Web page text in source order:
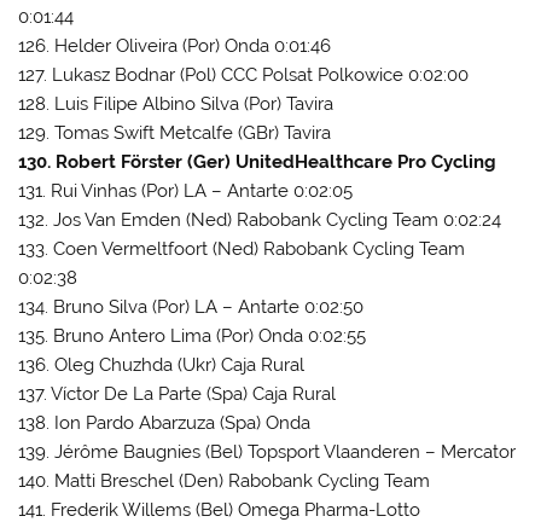
0:01:44
126. Helder Oliveira (Por) Onda 0:01:46
127. Lukasz Bodnar (Pol) CCC Polsat Polkowice 0:02:00
128. Luis Filipe Albino Silva (Por) Tavira
129. Tomas Swift Metcalfe (GBr) Tavira
130. Robert Förster (Ger) UnitedHealthcare Pro Cycling
131. Rui Vinhas (Por) LA – Antarte 0:02:05
132. Jos Van Emden (Ned) Rabobank Cycling Team 0:02:24
133. Coen Vermeltfoort (Ned) Rabobank Cycling Team
0:02:38
134. Bruno Silva (Por) LA – Antarte 0:02:50
135. Bruno Antero Lima (Por) Onda 0:02:55
136. Oleg Chuzhda (Ukr) Caja Rural
137. Víctor De La Parte (Spa) Caja Rural
138. Ion Pardo Abarzuza (Spa) Onda
139. Jérôme Baugnies (Bel) Topsport Vlaanderen – Mercator
140. Matti Breschel (Den) Rabobank Cycling Team
141. Frederik Willems (Bel) Omega Pharma-Lotto